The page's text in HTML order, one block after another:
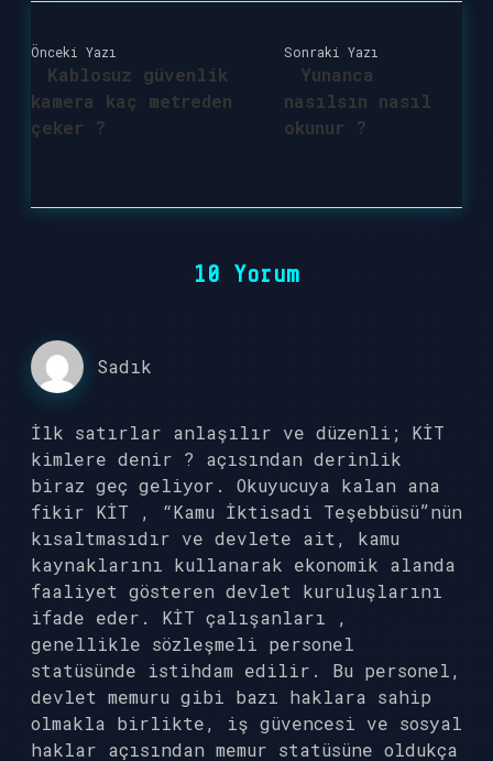
Önceki Yazı
Kablosuz güvenlik
kamera kaç metreden
çeker ?
Sonraki Yazı
Yunanca
nasılsın nasıl
okunur ?
10 Yorum
Sadık
İlk satırlar anlaşılır ve düzenli; KİT
kimlere denir ? açısından derinlik
biraz geç geliyor. Okuyucuya kalan ana
fikir KİT , “Kamu İktisadi Teşebbüsü”nün
kısaltmasıdır ve devlete ait, kamu
kaynaklarını kullanarak ekonomik alanda
faaliyet gösteren devlet kuruluşlarını
ifade eder. KİT çalışanları ,
genellikle sözleşmeli personel
statüsünde istihdam edilir. Bu personel,
devlet memuru gibi bazı haklara sahip
olmakla birlikte, iş güvencesi ve sosyal
haklar açısından memur statüsüne oldukça